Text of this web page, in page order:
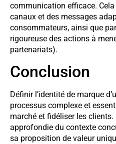
communication efficace.
canaux et des messages
consommateurs, ainsi que
rigoureuse des actions à
partenariats).
Conclusion
Définir l’identité de marque
processus complexe et
marché et fidéliser les
approfondie du contexte
sa proposition de valeur